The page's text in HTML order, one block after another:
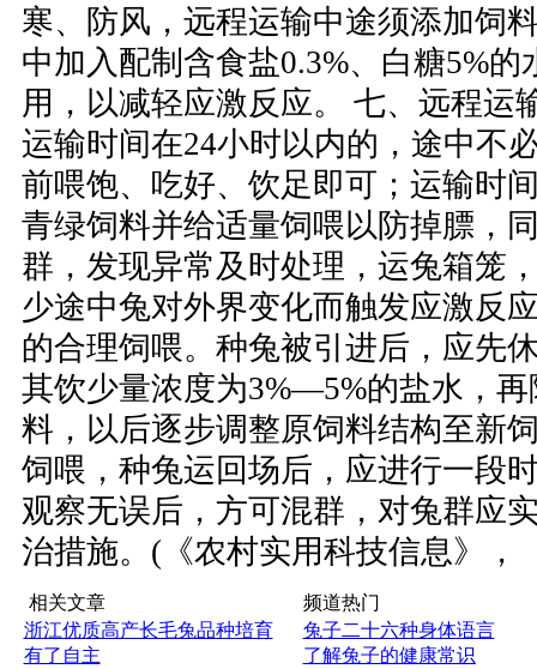
寒、防风，远程运输中途须添加饲
中加入配制含食盐0.3%、白糖5%
用，以减轻应激反应。 七、远程运
运输时间在24小时以内的，途中不
前喂饱、吃好、饮足即可；运输时
青绿饲料并给适量饲喂以防掉膘，
群，发现异常及时处理，运兔箱笼
少途中兔对外界变化而触发应激反
的合理饲喂。种兔被引进后，应先
其饮少量浓度为3%—5%的盐水，
料，以后逐步调整原饲料结构至新
饲喂，种兔运回场后，应进行一段
观察无误后，方可混群，对兔群应
治措施。(《农村实用科技信息》，
相关文章
浙江优质高产长毛兔品种培育
有了自主
频道热门
兔子二十六种身体语言
了解兔子的健康常识